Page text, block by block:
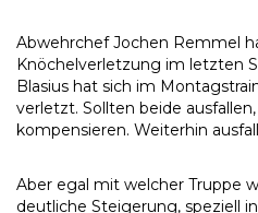
Abwehrchef Jochen Remmel
Knöchelverletzung im letzten
Blasius hat sich im
verletzt. Sollten beide
kompensieren. Weiterhin
Aber egal mit welcher Truppe
deutliche Steigerung, speziell